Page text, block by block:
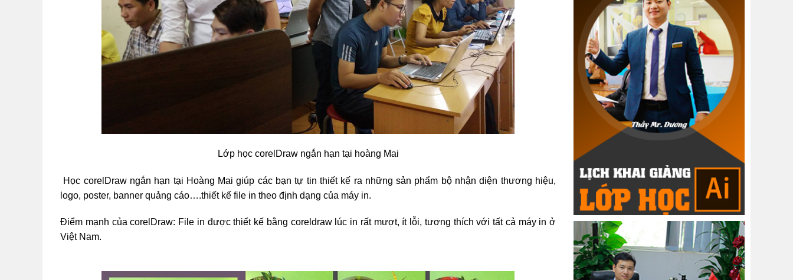
Lớp học corelDraw ngắn hạn tại hoàng Mai
Học corelDraw ngắn hạn tại Hoàng Mai giúp các bạn tự tin thiết kế ra những sản phẩm bộ nhận diện thương hiệu,
logo, poster, banner quảng cáo….thiết kế file in theo định dạng của máy in.
Điểm mạnh của corelDraw: File in được thiết kế bằng coreldraw lúc in rất mượt, ít lỗi, tương thích với tất cả máy in ở
Việt Nam.